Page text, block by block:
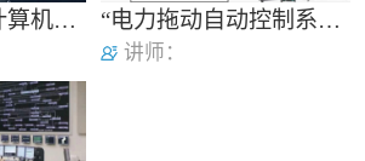
刘瑞新老师讲“计算机组装与维护教程” “电力拖动自动控制系统——运动控制系统”课程特点及教学重难点解析
讲师：